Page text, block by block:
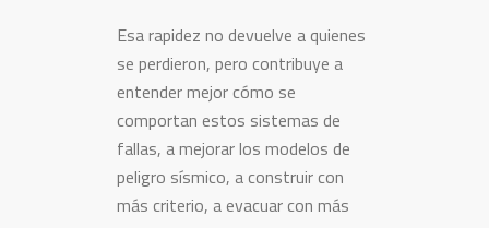
Esa rapidez no devuelve a quienes
se perdieron, pero contribuye a
entender mejor cómo se
comportan estos sistemas de
fallas, a mejorar los modelos de
peligro sísmico, a construir con
más criterio, a evacuar con más